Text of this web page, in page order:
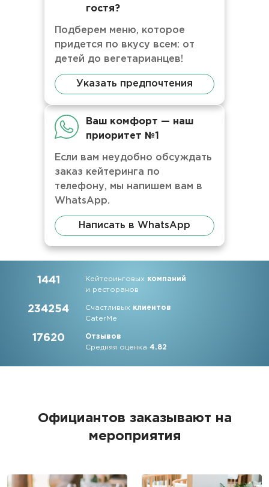
гостя?
Подберем меню, которое
придется по вкусу всем: от
детей до вегетарианцев!
Указать предпочтения
Ваш комфорт — наш
приоритет №1
Если вам неудобно обсуждать
заказ кейтеринга по
телефону, мы напишем вам в
WhatsApp.
Написать в WhatsApp
1441 Кейтеринговых компаний
и ресторанов
234254 Счастливых клиентов
CaterMe
17620
Отзывов
Средняя оценка4.82
Официантов заказывают на
мероприятия